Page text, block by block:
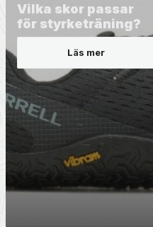
Vilka skor passar
för styrketräning?
Läs mer